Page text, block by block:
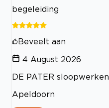
begeleiding
Beveelt aan
4 August 2026
DE PATER sloopwerken
Apeldoorn